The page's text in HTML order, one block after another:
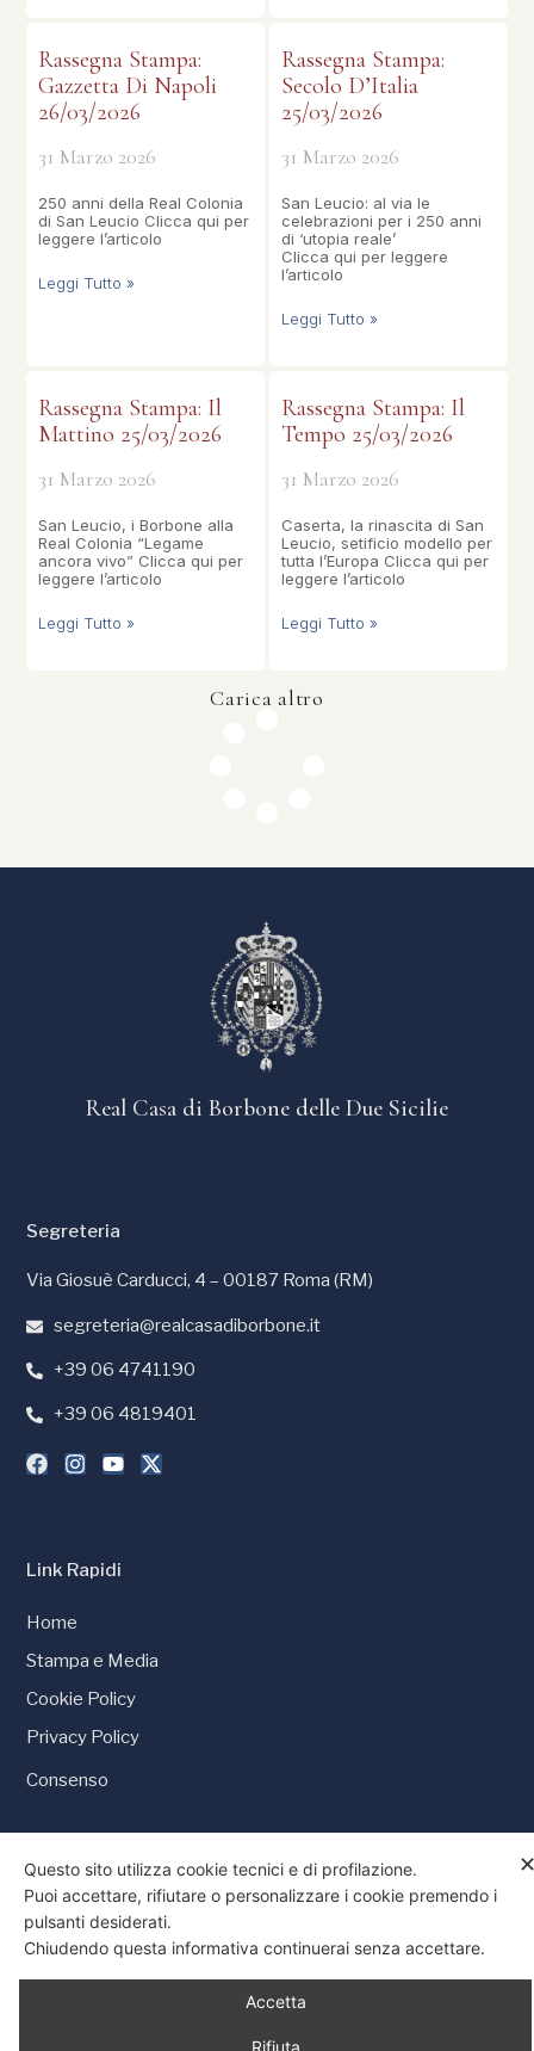
Rassegna Stampa:
Gazzetta Di Napoli
26/03/2026
31 Marzo 2026
250 anni della Real Colonia
di San Leucio Clicca qui per
leggere l’articolo
Leggi Tutto »
Rassegna Stampa:
Secolo D’Italia
25/03/2026
31 Marzo 2026
San Leucio: al via le
celebrazioni per i 250 anni
di ‘utopia reale’
Clicca qui per leggere
l’articolo
Leggi Tutto »
Rassegna Stampa: Il
Mattino 25/03/2026
31 Marzo 2026
San Leucio, i Borbone alla
Real Colonia “Legame
ancora vivo” Clicca qui per
leggere l’articolo
Leggi Tutto »
Rassegna Stampa: Il
Tempo 25/03/2026
31 Marzo 2026
Caserta, la rinascita di San
Leucio, setificio modello per
tutta l’Europa Clicca qui per
leggere l’articolo
Leggi Tutto »
Carica altro
Real Casa di Borbone delle Due Sicilie
Link Rapidi
Home
Stampa e Media
Cookie Policy
Privacy Policy
Consenso
Segreteria
Via Giosuè Carducci, 4 – 00187 Roma (RM)
segreteria@realcasadiborbone.it
+39 06 4741190
+39 06 4819401
© 1997 - 2026 Tutti i diritti riservati
Questo sito utilizza cookie tecnici e di profilazione.
Puoi accettare, rifiutare o personalizzare i cookie premendo i
pulsanti desiderati.
Chiudendo questa informativa continuerai senza accettare.
Accetta
Rifiuta